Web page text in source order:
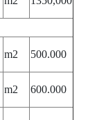
m2 500.000
m2 600.000